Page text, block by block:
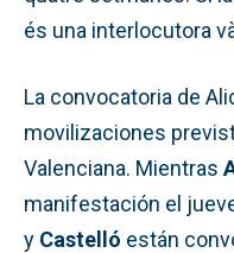
és una interlocutora
La convocatoria de
movilizaciones
Valenciana. Mientras
manifestación el
y Castelló están